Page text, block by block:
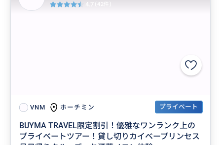
VNM ホーチミン プライベート
BUYMA TRAVEL限定割引！優雅なワンランク上の
プライベートツアー！貸し切りカイベープリンセス
4.7 (42件)